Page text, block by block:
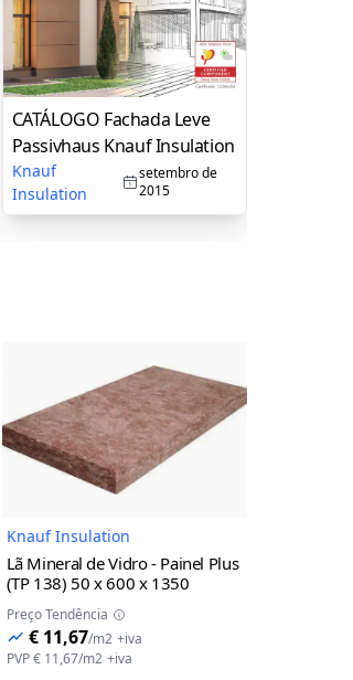
CATÁLOGO Fachada Leve
Passivhaus Knauf Insulation
Knauf
Insulation
setembro de
2015
Imagem do Produto
Knauf Insulation
Lã Mineral de Vidro - Painel Plus
(TP 138) 50 x 600 x 1350
Preço Tendência
€ 11,67/m2 +iva
PVP€ 11,67/m2 +iva